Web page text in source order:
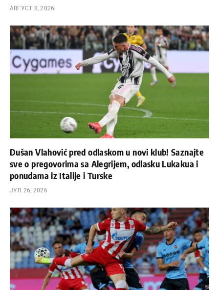
АВГУСТ 8, 2026
Dušan Vlahović pred odlaskom u novi klub! Saznajte
sve o pregovorima sa Alegrijem, odlasku Lukakua i
ponudama iz Italije i Turske
ЈУЛ 26, 2026